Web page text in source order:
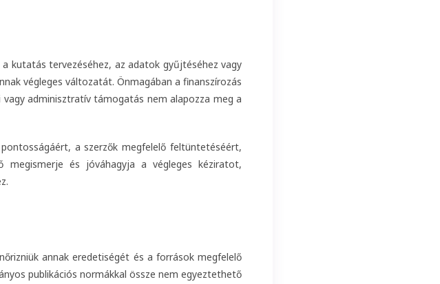
kutatás tervezéséhez, az adatok gyűjtéséhez vagy
végleges változatát. Önmagában a finanszírozás
adminisztratív támogatás nem alapozza meg a
a szerzők megfelelő feltüntetéséért,
megismerje és jóváhagyja a végleges kéziratot,
annak eredetiségét és a források megfelelő
publikációs normákkal össze nem egyeztethető